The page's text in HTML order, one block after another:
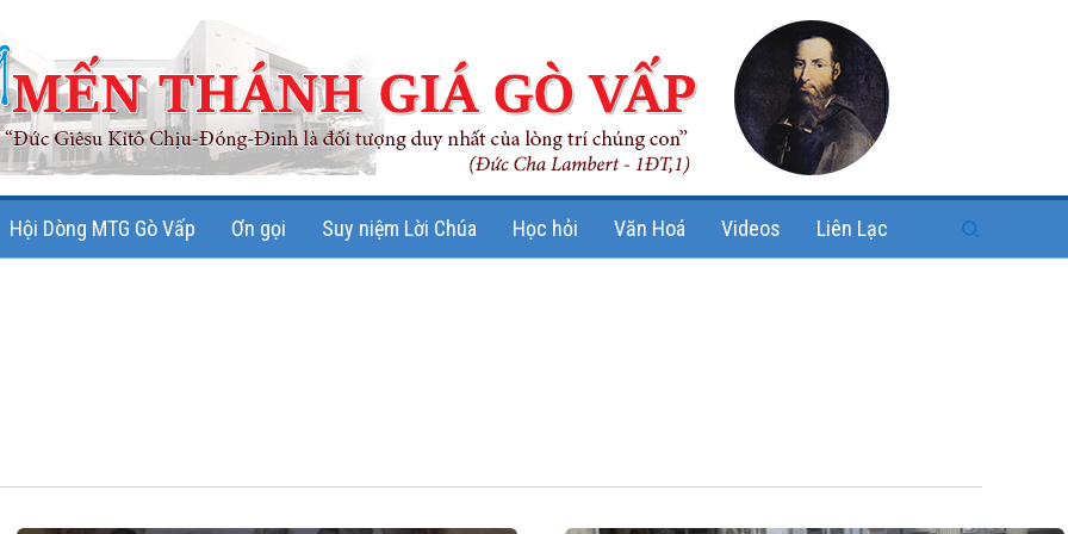
Hội Dòng MTG Gò Vấp Ơn gọi Suy niệm Lời Chúa Học hỏi Văn Hoá Videos Liên Lạc Search